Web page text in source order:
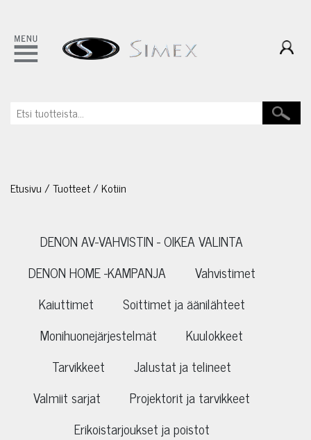
Etusivu/Tuotteet/Kotiin
DENON AV-VAHVISTIN - OIKEA VALINTA
DENON HOME -KAMPANJA
Vahvistimet
Kaiuttimet
Soittimet ja äänilähteet
Monihuonejärjestelmät
Kuulokkeet
Tarvikkeet
Jalustat ja telineet
Valmiit sarjat
Projektorit ja tarvikkeet
Erikoistarjoukset ja poistot